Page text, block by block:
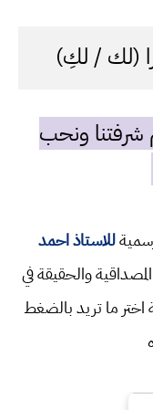
(لك / لكِ)
شرفتنا ونحب
للاستاذ احمد
والحقيقة في
اختر ما تريد بالضغط